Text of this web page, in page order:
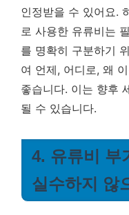
인정받을 수 있어요.
로 사용한 유류비는
를 명확히 구분하기
여 언제, 어디로, 왜
좋습니다. 이는 향후
될 수 있습니다.
4. 유류비 부
실수하지 않